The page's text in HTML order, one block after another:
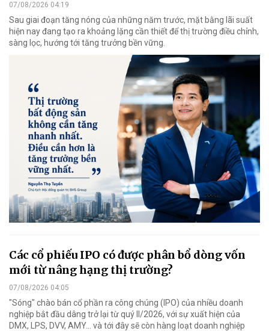
07/08/2026 04:19
Sau giai đoạn tăng nóng của những năm trước, mặt bằng lãi suất
hiện nay đang tạo ra khoảng lặng cần thiết để thị trường điều chỉnh,
sàng lọc, hướng tới tăng trưởng bền vững.
Các cổ phiếu IPO có được phân bổ dòng vốn
mới từ nâng hạng thị trường?
07/08/2026 04:05
"Sóng" chào bán cổ phần ra công chúng (IPO) của nhiều doanh
nghiệp bắt đầu dâng trở lại từ quý II/2026, với sự xuất hiện của
DMX, LPS, DVV, AMY... và tới đây sẽ còn hàng loạt doanh nghiệp